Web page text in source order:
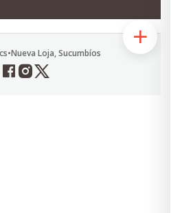
•Nueva Loja, Sucumbíos
Comercial.
Chuky
Email